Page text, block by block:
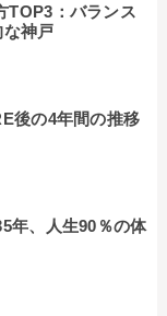
TOP3：バランス
神戸
後の4年間の推移
年、人生90％の体